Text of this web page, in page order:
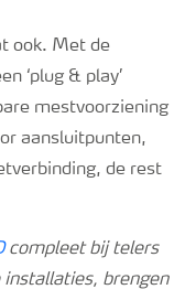
ook. Met de
‘plug & play’
mestvoorziening
aansluitpunten,
de rest
compleet bij telers
installaties, brengen